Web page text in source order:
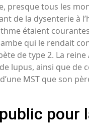
presque tous les
de la dysenterie à
étaient
qui le rendait
de type 2. La
lupus, ainsi que de
MST que son
pour